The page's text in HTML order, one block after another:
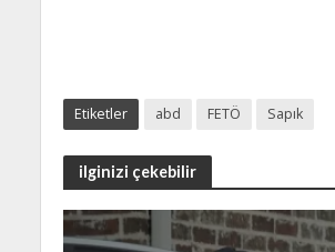
Etiketler abd FETÖ Sapık
ilginizi çekebilir